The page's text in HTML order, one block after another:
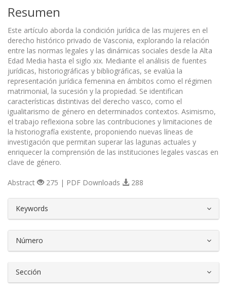
Resumen
Este artículo aborda la condición jurídica de las mujeres en el
derecho histórico privado de Vasconia, explorando la relación
entre las normas legales y las dinámicas sociales desde la Alta
Edad Media hasta el siglo xix. Mediante el análisis de fuentes
jurídicas, historiográficas y bibliográficas, se evalúa la
representación jurídica femenina en ámbitos como el régimen
matrimonial, la sucesión y la propiedad. Se identifican
características distintivas del derecho vasco, como el
igualitarismo de género en determinados contextos. Asimismo,
el trabajo reflexiona sobre las contribuciones y limitaciones de
la historiografía existente, proponiendo nuevas líneas de
investigación que permitan superar las lagunas actuales y
enriquecer la comprensión de las instituciones legales vascas en
clave de género.
Abstract 275 | PDF Downloads 288
Keywords
Número
Sección